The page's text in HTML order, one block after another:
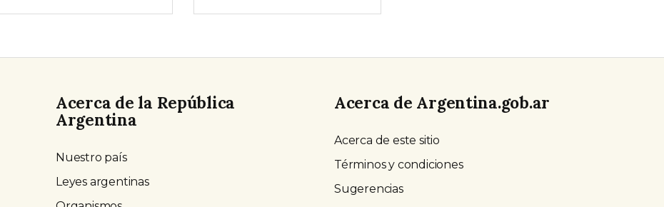
Acerca de la República
Argentina
Nuestro país
Leyes argentinas
Acerca de Argentina.gob.ar
Acerca de este sitio
Términos y condiciones
Sugerencias